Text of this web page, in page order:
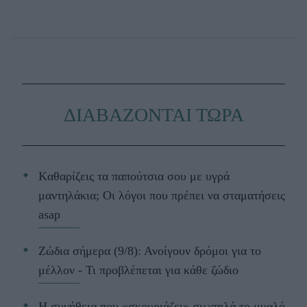
ΔΙΑΒΑΖΟΝΤΑΙ ΤΩΡΑ
Kαθαρίζεις τα παπούτσια σου με υγρά
μαντηλάκια; Οι λόγοι που πρέπει να σταματήσεις
asap
Ζώδια σήμερα (9/8): Ανοίγουν δρόμοι για το
μέλλον - Τι προβλέπεται για κάθε ζώδιο